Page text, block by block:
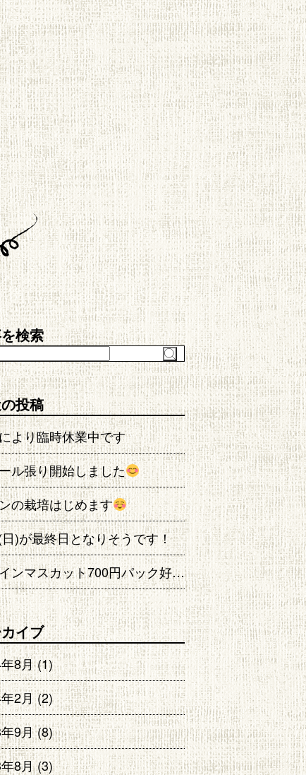
検索
投稿
より臨時休業中です
ル張り開始しました
の栽培はじめます
)が最終日となりそうです！
シャインマスカット700円パック好評発売中！
イブ
8月(1)
2月(2)
9月(8)
8月(3)